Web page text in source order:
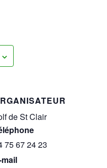
de St Clair
75 67 24 23
mail